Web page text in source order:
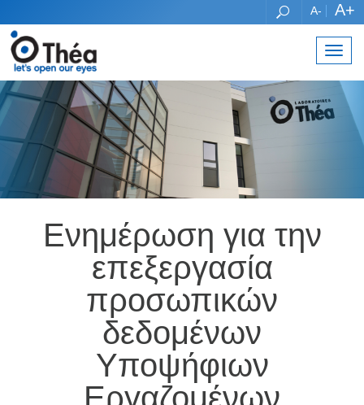
A- A+
Ενημέρωση για την
επεξεργασία
προσωπικών
δεδομένων
Υποψήφιων
Εργαζομένων